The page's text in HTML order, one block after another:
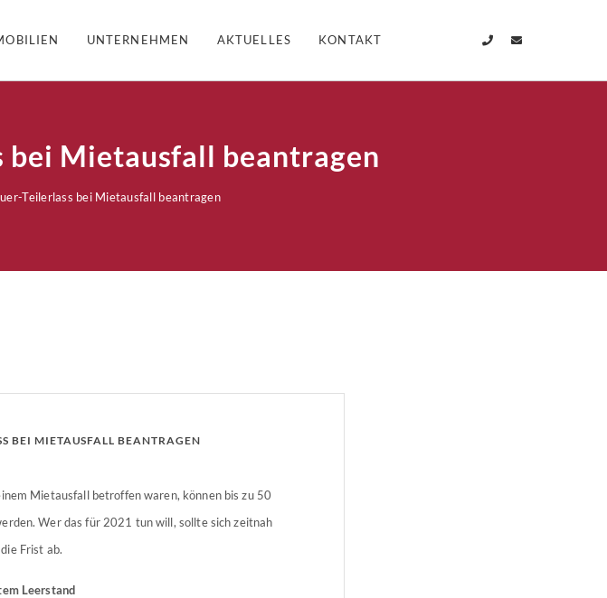
UNTERNEHMEN AKTUELLES KONTAKT
bei Mietausfall beantragen
Teilerlass bei Mietausfall beantragen
BEI MIETAUSFALL BEANTRAGEN
Mietausfall betroffen waren, können bis zu 50
Wer das für 2021 tun will, sollte sich zeitnah
Frist ab.
Leerstand